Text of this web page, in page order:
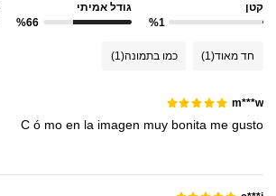
קטן
%1
גודל אמיתי
%66
חד מאוד(1) כמו בתמונה(1)
m***w
C ó mo en la imagen muy bonita me gusto